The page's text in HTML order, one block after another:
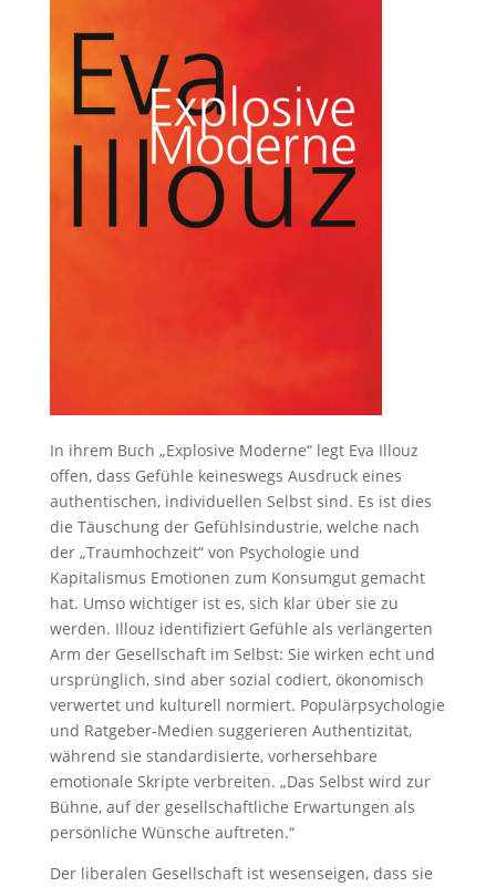
In ihrem Buch „Explosive Moderne“ legt Eva Illouz
offen, dass Gefühle keineswegs Ausdruck eines
authentischen, individuellen Selbst sind. Es ist dies
die Täuschung der Gefühlsindustrie, welche nach
der „Traumhochzeit“ von Psychologie und
Kapitalismus Emotionen zum Konsumgut gemacht
hat. Umso wichtiger ist es, sich klar über sie zu
werden. Illouz identifiziert Gefühle als verlängerten
Arm der Gesellschaft im Selbst: Sie wirken echt und
ursprünglich, sind aber sozial codiert, ökonomisch
verwertet und kulturell normiert. Populärpsychologie
und Ratgeber-Medien suggerieren Authentizität,
während sie standardisierte, vorhersehbare
emotionale Skripte verbreiten. „Das Selbst wird zur
Bühne, auf der gesellschaftliche Erwartungen als
persönliche Wünsche auftreten.“
Der liberalen Gesellschaft ist wesenseigen, dass sie